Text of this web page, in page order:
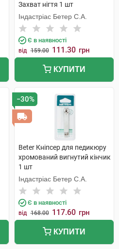
Захват нігтя 1 шт
Індастріас Бетер С.А.
Є в наявності
від 159.00 111.30 грн
КУПИТИ
−30%
Beter Кніпсер для педикюру
хромований вигнутий кінчик
1 шт
Індастріас Бетер С.А.
Є в наявності
від 168.00 117.60 грн
КУПИТИ